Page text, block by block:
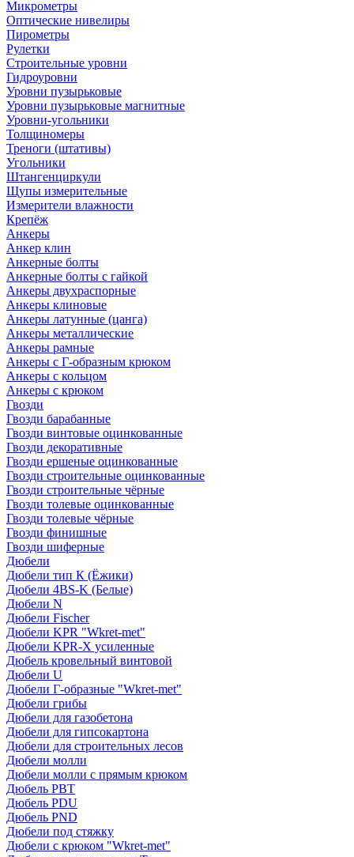
Микрометры
Оптические нивелиры
Пирометры
Рулетки
Строительные уровни
Гидроуровни
Уровни пузырьковые
Уровни пузырьковые магнитные
Уровни-угольники
Толщиномеры
Треноги (штативы)
Угольники
Штангенциркули
Щупы измерительные
Измерители влажности
Крепёж
Анкеры
Анкер клин
Анкерные болты
Анкерные болты с гайкой
Анкеры двухраспорные
Анкеры клиновые
Анкеры латунные (цанга)
Анкеры металлические
Анкеры рамные
Анкеры с Г-образным крюком
Анкеры с кольцом
Анкеры с крюком
Гвозди
Гвозди барабанные
Гвозди винтовые оцинкованные
Гвозди декоративные
Гвозди ершеные оцинкованные
Гвозди строительные оцинкованные
Гвозди строительные чёрные
Гвозди толевые оцинкованные
Гвозди толевые чёрные
Гвозди финишные
Гвозди шиферные
Дюбели
Дюбели тип К (Ёжики)
Дюбели 4BS-K (Белые)
Дюбели N
Дюбели Fischer
Дюбели KPR "Wkret-met"
Дюбели KPR-Х усиленные
Дюбель кровельный винтовой
Дюбели U
Дюбели Г-образные "Wkret-met"
Дюбели грибы
Дюбели для газобетона
Дюбели для гипсокартона
Дюбели для строительных лесов
Дюбели молли
Дюбели молли с прямым крюком
Дюбель PBT
Дюбель PDU
Дюбель PND
Дюбели под стяжку
Дюбели с крюком "Wkret-met"